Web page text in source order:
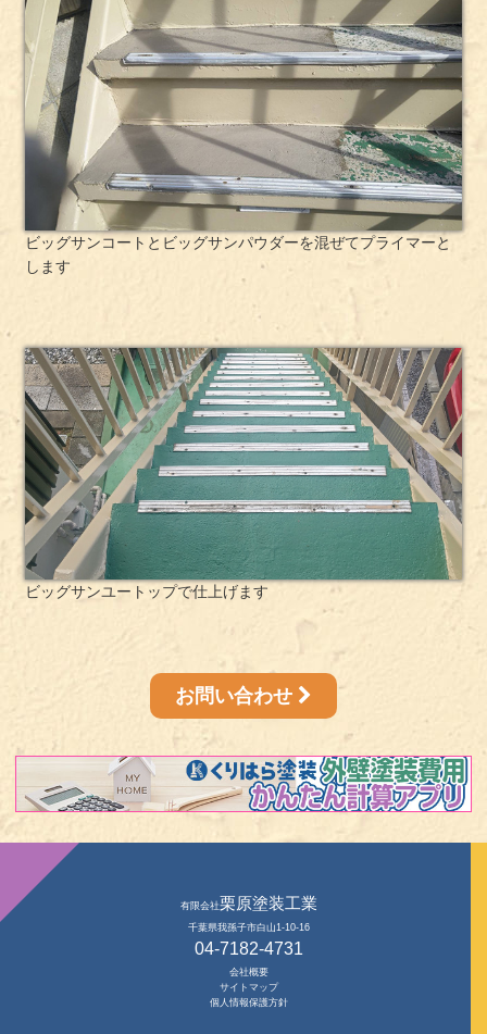
ビッグサンコートとビッグサンパウダーを混ぜてプライマーと
します
ビッグサンユートップで仕上げます
お問い合わせ
有限会社栗原塗装工業
千葉県我孫子市白山1-10-16
04-7182-4731
会社概要
サイトマップ
個人情報保護方針